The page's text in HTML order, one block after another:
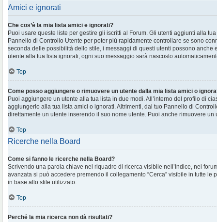
Amici e ignorati
Che cos’è la mia lista amici e ignorati?
Puoi usare queste liste per gestire gli iscritti al Forum. Gli utenti aggiunti alla
Pannello di Controllo Utente per poter più rapidamente controllare se sono
seconda delle possibilità dello stile, i messaggi di questi utenti possono anche
utente alla tua lista ignorati, ogni suo messaggio sarà nascosto
Top
Come posso aggiungere o rimuovere un utente dalla mia lista amici o
Puoi aggiungere un utente alla tua lista in due modi. All’interno del profilo di
aggiungerlo alla tua lista amici o ignorati. Altrimenti, dal tuo Pannello di
direttamente un utente inserendo il suo nome utente. Puoi anche rimuovere
Top
Ricerche nella Board
Come si fanno le ricerche nella Board?
Scrivendo una parola chiave nel riquadro di ricerca visibile nell’Indice, nei
avanzata si può accedere premendo il collegamento “Cerca” visibile in tutte le
in base allo stile utilizzato.
Top
Perché la mia ricerca non dà risultati?